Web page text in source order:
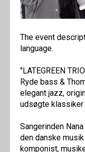
The event
language.
"LATEGREEN
Ryde bass &
elegant jazz,
udsøgte
Sangerinden
den danske
komponist,